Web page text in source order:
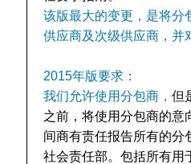
该版最大的变更，是将分
供应商及次级供应商，并
2015年版要求：
我们允许使用分包商， 但
之前，将使用分包商的意
间商有责任报告所有的分
社会责任部。包括所有用